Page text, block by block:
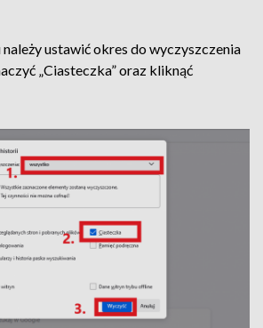
ustawić okres do wyczyszczenia
„Ciasteczka” oraz kliknąć